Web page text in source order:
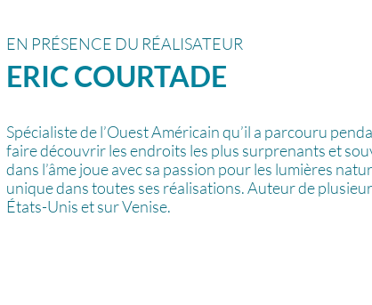
EN PRÉSENCE DU RÉALISATEUR
ERICCOURTADE
Spécialiste de l’Ouest Américain qu’il a parcouru
faire découvrir les endroits les plus surprenants et
dans l’âme joue avec sa passion pour les lumières
unique dans toutes ses réalisations. Auteur de
États-Unis et sur Venise.